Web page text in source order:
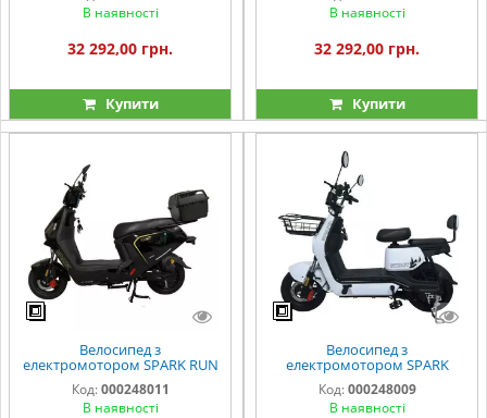
В наявності
32 292,00 грн.
Купити
В наявності
32 292,00 грн.
Купити
Велосипед з
електромотором SPARK RUN
14" 60V/1000W/25Ah чорний
Код: 000248011
В наявності
Велосипед з
електромотором SPARK
SCOUT 14" 60V/1000W/25Ah
білий
Код: 000248009
В наявності